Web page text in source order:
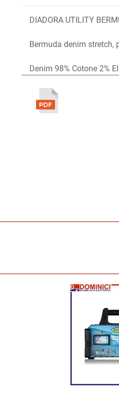
DIADORA UTILITY
Bermuda denim stretch,
Denim 98% Cotone 2%